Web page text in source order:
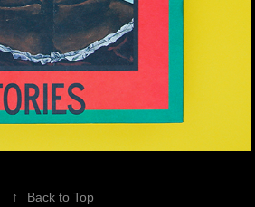
↑ Back to Top